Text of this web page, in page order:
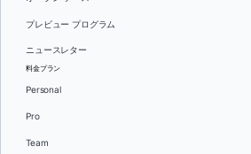
プレビュー プログラム
ニュースレター
料金プラン
Personal
Pro
Team